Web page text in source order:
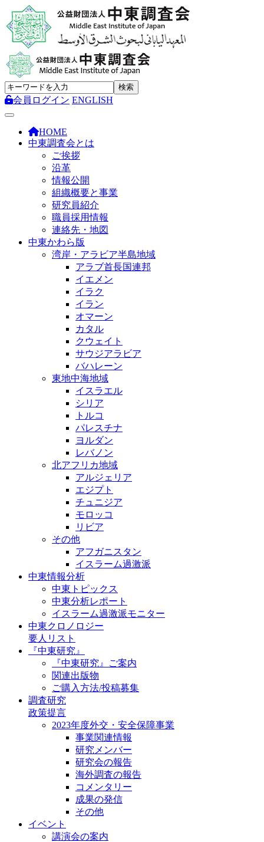
会員ログイン ENGLISH
Toggle navigation
HOME
中東調査会とは
ご挨拶
沿革
情報公開
組織概要と事業
研究員紹介
職員採用情報
連絡先・地図
中東かわら版
湾岸・アラビア半島地域
アラブ首長国連邦
イエメン
イラク
イラン
オマーン
カタル
クウェイト
サウジアラビア
バハレーン
東地中海地域
イスラエル
シリア
トルコ
パレスチナ
ヨルダン
レバノン
北アフリカ地域
アルジェリア
エジプト
チュニジア
モロッコ
リビア
その他
アフガニスタン
イスラーム過激派
中東情報分析
中東トピックス
中東分析レポート
イスラーム過激派モニター
中東クロノロジー
要人リスト
『中東研究』
『中東研究』ご案内
関連出版物
ご購入方法/投稿募集
調査研究
政策提言
2023年度外交・安全保障事業
事業関連情報
研究メンバー
研究会の報告
海外調査の報告
コメンタリー
成果の発信
その他
イベント
講演会の案内